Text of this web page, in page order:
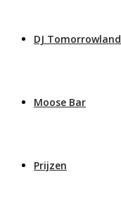
DJ Tomorrowland
Moose Bar
Prijzen